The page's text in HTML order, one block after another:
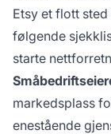
Etsy et flott
følgende
starte
markedsplass
enestående